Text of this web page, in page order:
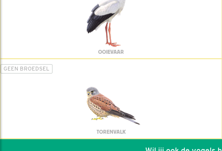
OOIEVAAR
GEEN BROEDSEL
TORENVALK